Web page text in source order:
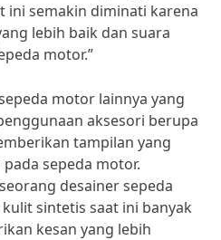
ini semakin diminati karena
lebih baik dan suara
motor.”
motor lainnya yang
aksesori berupa
tampilan yang
sepeda motor.
desainer sepeda
sintetis saat ini banyak
kesan yang lebih